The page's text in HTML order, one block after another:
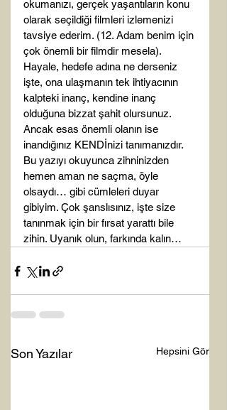
okumanızı, gerçek yaşantıların konu
olarak seçildiği filmleri izlemenizi
tavsiye ederim. (12. Adam benim için
çok önemli bir filmdir mesela).
Hayale, hedefe adına ne derseniz
işte, ona ulaşmanın tek ihtiyacının
kalpteki inanç, kendine inanç
olduğuna bizzat şahit olursunuz.
Ancak esas önemli olanın ise
inandığınız KENDİnizi tanımanızdır.
Bu yazıyı okuyunca zihninizden
hemen aman ne saçma, öyle
olsaydı… gibi cümleleri duyar
gibiyim. Çok şanslısınız, işte size
tanınmak için bir fırsat yarattı bile
zihin. Uyanık olun, farkında kalın…
Son Yazılar Hepsini Gör